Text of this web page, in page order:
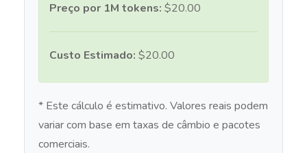
Preço por 1M tokens: $20.00
Custo Estimado: $20.00
* Este cálculo é estimativo. Valores reais podem
variar com base em taxas de câmbio e pacotes
comerciais.